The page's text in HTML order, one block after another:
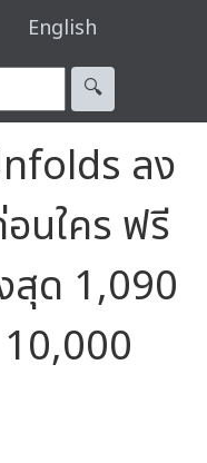
English
🔍︎
ลง
นใคร ฟรี
ด 1,090